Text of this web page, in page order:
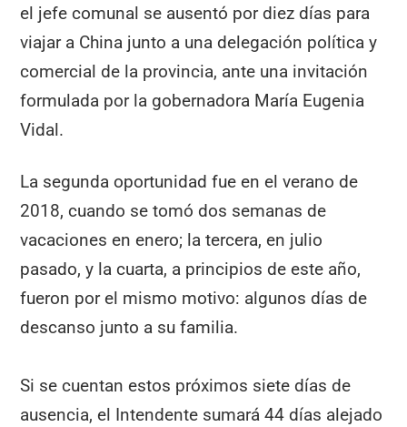
el jefe comunal se ausentó por diez días para
viajar a China junto a una delegación política y
comercial de la provincia, ante una invitación
formulada por la gobernadora María Eugenia
Vidal.
La segunda oportunidad fue en el verano de
2018, cuando se tomó dos semanas de
vacaciones en enero; la tercera, en julio
pasado, y la cuarta, a principios de este año,
fueron por el mismo motivo: algunos días de
descanso junto a su familia.
Si se cuentan estos próximos siete días de
ausencia, el Intendente sumará 44 días alejado